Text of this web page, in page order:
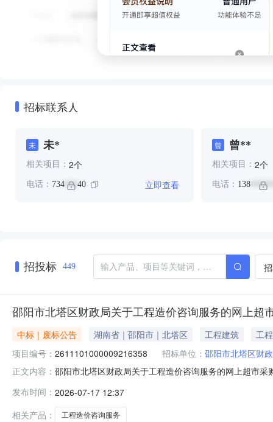
招标联系人
未 未*
相关项目： 2个
电话： 734 *** 40 立即查看
曾 曾**
相关项目： 2个
电话： 138
招投标 449
邵阳市北塔区财政局关于工程造价咨询服务的网上超
中标｜废标公告 湖南省｜邵阳市｜北塔区 工程建筑
工程
项目编号： 2611101000009216358 招标单位： 邵阳市北塔区财
正文内容： 邵阳市北塔区财政局关于工程造价咨询服务的网上超市
订单-错误，应取消订单八、其他事项：https://
发布时间： 2026-07-17 12:37
相关产品：
工程造价咨询服务